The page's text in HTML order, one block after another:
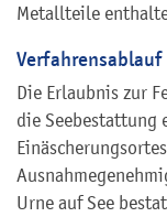
Metallteile
Verfahrensablauf
Die Erlaubnis zur
die Seebestattung
Urne auf See